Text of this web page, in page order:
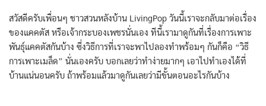
สวัสดีครับเพื่อนๆ ชาวสวนหลังบ้าน LivingPop วันนี้เราจะกลับมาต่อเรื่อง
ของแคคตัส หรือเจ้ากระบองเพชรนั่นเอง ทีนี้เรามาดูกันที่เรื่องการเพาะ
พันธุ์แคคตัสกันบ้าง ซึ่งวิธีการที่เราจะพาไปลองทำพร้อมๆ กันก็คือ “วิธี
การเพาะเมล็ด” นั่นเองครับ บอกเลยว่าทำง่ายมากๆ เอาไปทำเองได้ที่
บ้านแน่นอนครับ ถ้าพร้อมแล้วมาดูกันเลยว่ามีขั้นตอนอะไรกันบ้าง